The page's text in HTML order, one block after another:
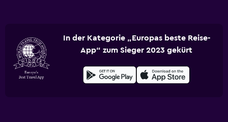
In der Kategorie „Europas beste Reise-
App“ zum Sieger 2023 gekürt